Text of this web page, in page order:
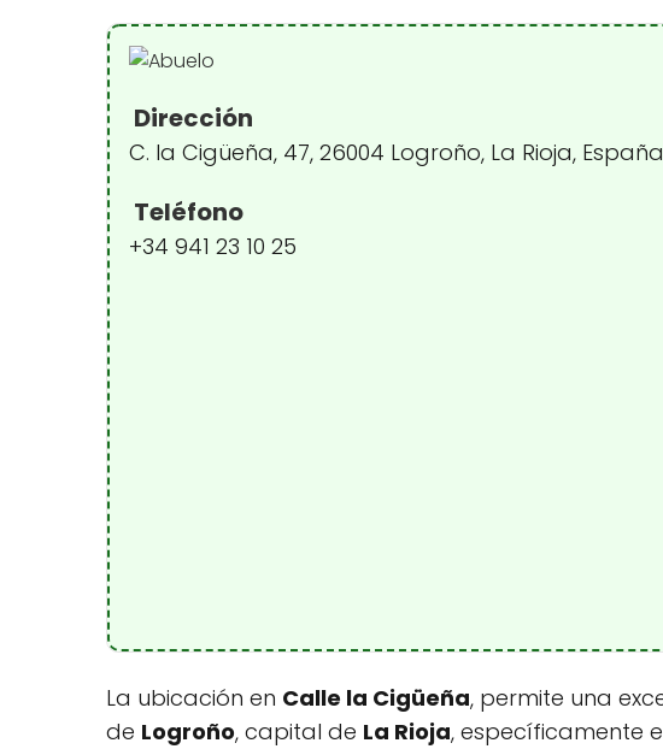
Dirección
C. la Cigüeña, 47, 26004 Logroño, La Rioja, España
Teléfono
+34 941 23 10 25
La ubicación en Calle la Cigüeña, permite una
de Logroño, capital de La Rioja, específicamente